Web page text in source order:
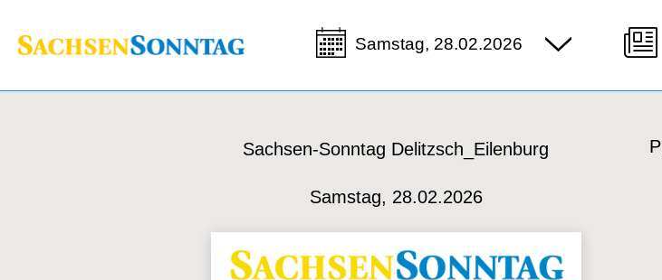
Samstag, 28.02.2026
Sachsen-Sonntag Delitzsch_Eilenburg
Samstag, 28.02.2026